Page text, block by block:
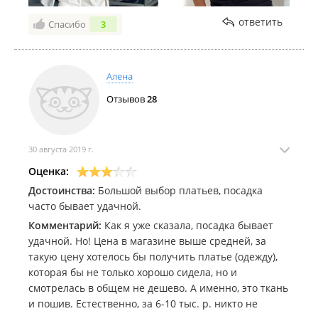
Спасибо 3 ответить
Алена
Отзывов28
30 августа 2019 г.
Оценка:
Достоинства: Большой выбор платьев, посадка
часто бывает удачной.
Комментарий: Как я уже сказала, посадка бывает
удачной. Но! Цена в магазине выше средней, за
такую цену хотелось бы получить платье (одежду),
которая бы не только хорошо сидела, но и
смотрелась в общем не дешево. А именно, это ткань
и пошив. Естественно, за 6-10 тыс. р. никто не